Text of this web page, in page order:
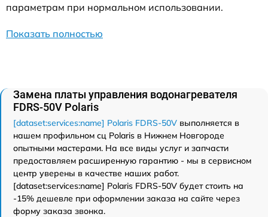
параметрам при нормальном использовании.
Показать полностью
Замена платы управления водонагревателя
FDRS-50V Polaris
[dataset:services:name] Polaris FDRS-50V выполняется в
нашем профильном сц Polaris в Нижнем Новгороде
опытными мастерами. На все виды услуг и запчасти
предоставляем расширенную гарантию - мы в сервисном
центр уверены в качестве наших работ.
[dataset:services:name] Polaris FDRS-50V будет стоить на
-15% дешевле при оформлении заказа на сайте через
форму заказа звонка.